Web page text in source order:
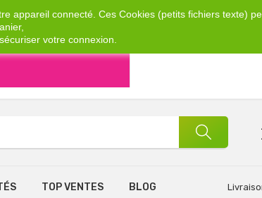
appareil connecté. Ces Cookies (petits fichiers texte)
votre connexion.
TOP VENTES BLOG